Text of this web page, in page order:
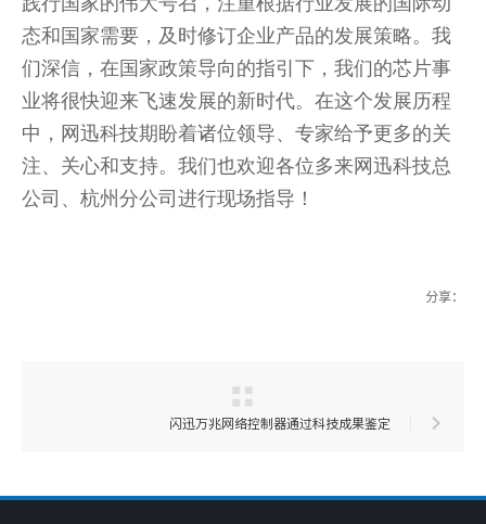
态和国家需要，及时修订企业产品的发展策略。我
们深信，在国家政策导向的指引下，我们的芯片事
业将很快迎来飞速发展的新时代。在这个发展历程
中，网迅科技期盼着诸位领导、专家给予更多的关
注、关心和支持。我们也欢迎各位多来网迅科技总
公司、杭州分公司进行现场指导！
分享：
闪迅万兆网络控制器通过科技成果鉴定